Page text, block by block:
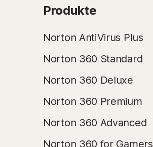
Produkte
Norton AntiVirus Plus
Norton 360 Standard
Norton 360 Deluxe
Norton 360 Premium
Norton 360 Advanced
Norton 360 for Gamers